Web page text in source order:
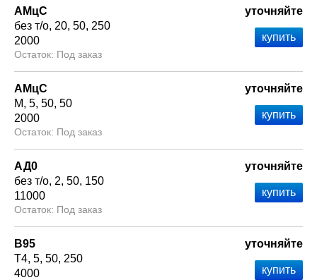
АМцС
без т/о 20 50 250
2000
Под заказ
уточняйте
АМцС
М 5 50 50
2000
Под заказ
уточняйте
АД0
без т/о 2 50 150
11000
Под заказ
уточняйте
В95
Т4 5 50 250
4000
уточняйте